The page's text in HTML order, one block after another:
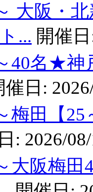
大阪・
... 開催
40名★神
催日:
梅田【
: 2026/
大阪梅